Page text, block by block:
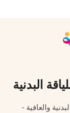
البدنية
والعافية -